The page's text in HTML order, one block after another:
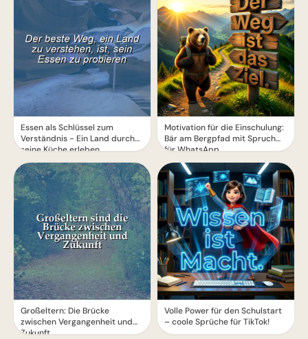
Essen als Schlüssel zum
Verständnis - Ein Land durch
seine Küche erleben
Großeltern: Die Brücke
zwischen Vergangenheit und
Zukunft
Motivation für die Einschulung:
Bär am Bergpfad mit Spruch
für WhatsApp
Volle Power für den Schulstart
– coole Sprüche für TikTok!